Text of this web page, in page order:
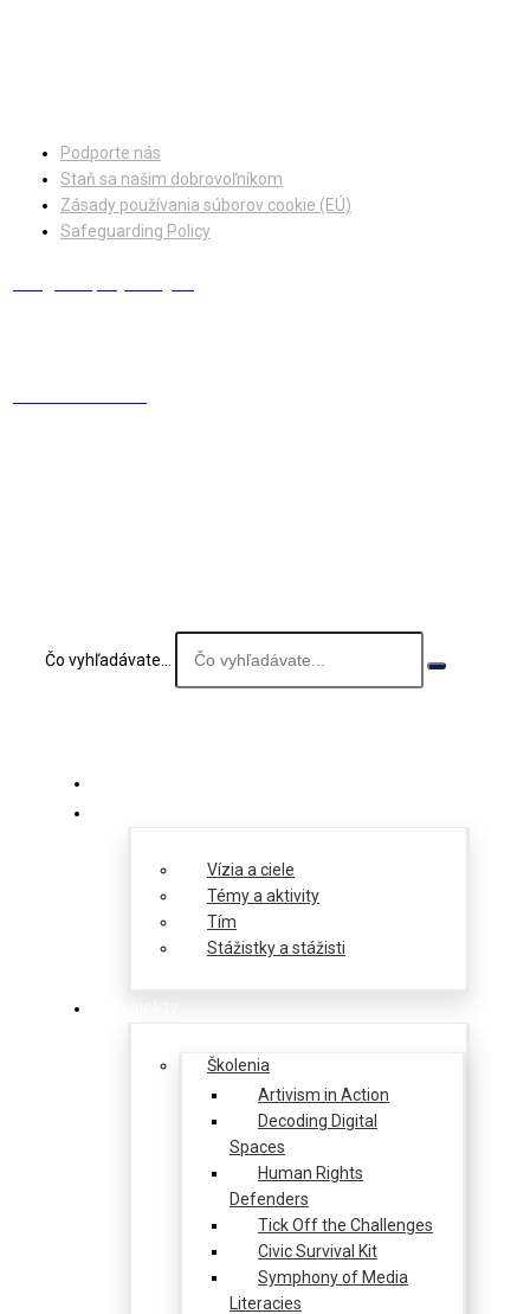
Podporte nás
Staň sa našim dobrovoľníkom
Zásady používania súborov cookie (EÚ)
Safeguarding Policy
Čo vyhľadávate...
Vízia a ciele
Témy a aktivity
Tím
Stážistky a stážisti
Školenia
Artivism in Action
Decoding Digital
Spaces
Human Rights
Defenders
Tick Off the Challenges
Civic Survival Kit
Symphony of Media
Literacies